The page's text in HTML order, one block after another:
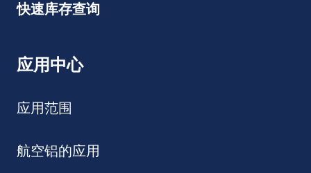
快速库存查询
应用中心
应用范围
航空铝的应用